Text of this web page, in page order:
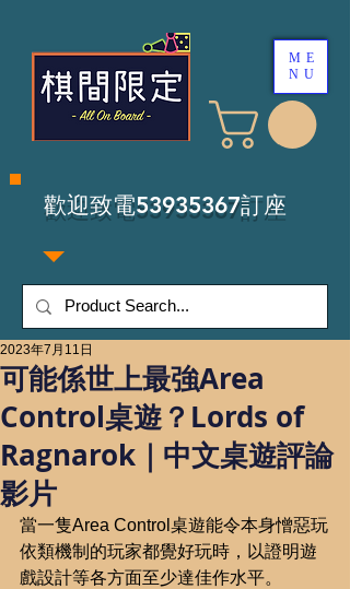
​歡迎致電53935367訂座
ME
NU
可能係世上最強Area
Control桌遊？Lords of
Ragnarok｜中文桌遊評論
影片
2023年7月11日
當一隻Area Control桌遊能令本身憎惡玩
依類機制的玩家都覺好玩時，以證明遊
戲設計等各方面至少達佳作水平。